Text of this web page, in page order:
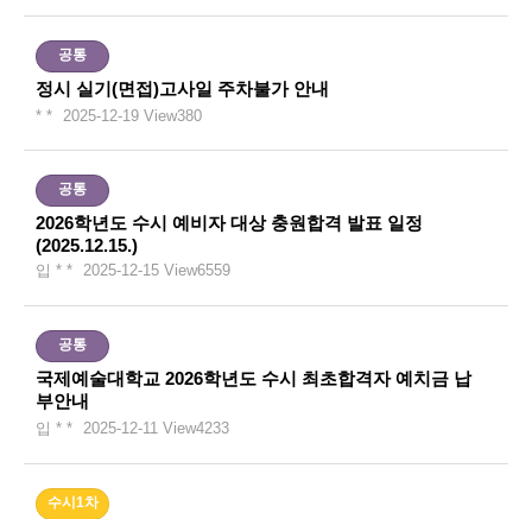
공통
정시 실기(면접)고사일 주차불가 안내
* * 2025-12-19 View380
공통
2026학년도 수시 예비자 대상 충원합격 발표 일정
(2025.12.15.)
입 * * 2025-12-15 View6559
공통
국제예술대학교 2026학년도 수시 최초합격자 예치금 납
부안내
입 * * 2025-12-11 View4233
수시1차